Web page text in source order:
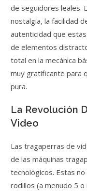
de seguidores leales.
nostalgia, la facilidad
autenticidad que
de elementos
total en la mecánica
muy gratificante para
pura.
La Revolución
Video
Las tragaperras de
de las máquinas
tecnológicos. Estas
rodillos (a menudo 5 o